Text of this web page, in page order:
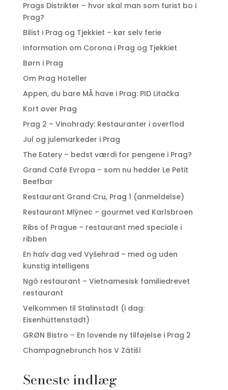
Prags Distrikter – hvor skal man som turist bo i
Prag?
Bilist i Prag og Tjekkiet – kør selv ferie
Information om Corona i Prag og Tjekkiet
Børn i Prag
Om Prag Hoteller
Appen, du bare MÅ have i Prag: PID Litačka
Kort over Prag
Prag 2 – Vinohrady: Restauranter i overflod
Jul og julemarkeder i Prag
The Eatery – bedst værdi for pengene i Prag?
Grand Café Evropa – som nu hedder Le Petit
Beefbar
Restaurant Grand Cru, Prag 1 (anmeldelse)
Restaurant Mlýnec – gourmet ved Karlsbroen
Ribs of Prague – restaurant med speciale i
ribben
En halv dag ved Vyšehrad – med og uden
kunstig intelligens
Ngô restaurant – Vietnamesisk familiedrevet
restaurant
Velkommen til Stalinstadt (i dag:
Eisenhüttenstadt)
GRØN Bistro – En lovende ny tilføjelse i Prag 2
Champagnebrunch hos V Zátiší
Seneste indlæg